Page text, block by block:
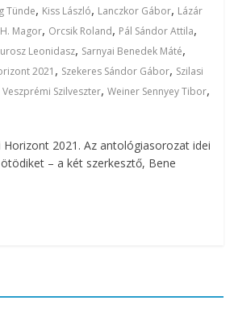
Tünde, Kiss László, Lanczkor Gábor, Lázár
Magor, Orcsik Roland, Pál Sándor Attila,
Leonidasz, Sarnyai Benedek Máté,
2021 , Szekeres Sándor Gábor, Szilasi
Veszprémi Szilveszter,Weiner Sennyey Tibor,
Horizont 2021. Az antológiasorozat idei
– a két szerkesztő, Bene